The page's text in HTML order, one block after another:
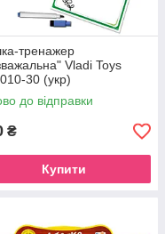
тренажер
Vladi Toys
30 (укр)
до відправки
₴
Купити